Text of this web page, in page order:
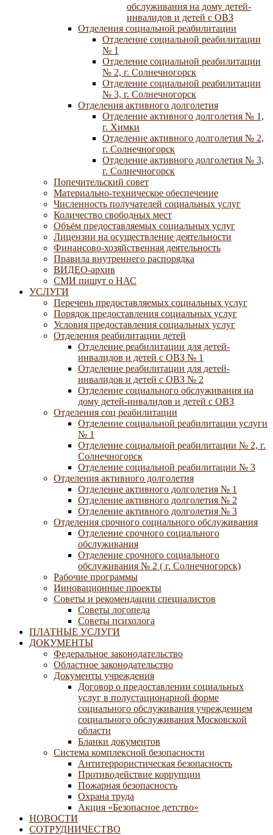
обслуживания на дому детей-
инвалидов и детей с ОВЗ
Отделения социальной реабилитации
Отделение социальной реабилитации
№ 1
Отделение социальной реабилитации
№ 2, г. Солнечногорск
Отделение социальной реабилитации
№ 3, г. Солнечногорск
Отделения активного долголетия
Отделение активного долголетия № 1,
г. Химки
Отделение активного долголетия № 2,
г. Солнечногорск
Отделение активного долголетия № 3,
г. Солнечногорск
Попечительский совет
Материально-техническое обеспечение
Численность получателей социальных услуг
Количество свободных мест
Объём предоставляемых социальных услуг
Лицензии на осуществление деятельности
Финансово-хозяйственная деятельность
Правила внутреннего распорядка
ВИДЕО-архив
СМИ пишут о НАС
УСЛУГИ
Перечень предоставляемых социальных услуг
Порядок предоставления социальных услуг
Условия предоставления социальных услуг
Отделения реабилитации детей
Отделение реабилитации для детей-
инвалидов и детей с ОВЗ № 1
Отделение реабилитации для детей-
инвалидов и детей с ОВЗ № 2
Отделение социального обслуживания на
дому детей-инвалидов и детей с ОВЗ
Отделения соц реабилитации
Отделение социальной реабилитации услуги
№ 1
Отделение социальной реабилитации № 2, г.
Солнечногорск
Отделение социальной реабилитации № 3
Отделения активного долголетия
Отделение активного долголетия № 1
Отделение активного долголетия № 2
Отделение активного долголетия № 3
Отделения срочного социального обслуживания
Отделение срочного социального
обслуживания
Отделение срочного социального
обслуживания № 2 ( г. Солнечногорск)
Рабочие программы
Инновационные проекты
Советы и рекомендации специалистов
Советы логопеда
Советы психолога
ПЛАТНЫЕ УСЛУГИ
ДОКУМЕНТЫ
Федеральное законодательство
Областное законодательство
Документы учреждения
Договор о предоставлении социальных
услуг в полустационарной форме
социального обслуживания учреждением
социального обслуживания Московской
области
Бланки документов
Система комплексной безопасности
Антитеррористическая безопасность
Противодействие коррупции
Пожарная безопасность
Охрана труда
Акция «Безопасное детство»
НОВОСТИ
СОТРУДНИЧЕСТВО